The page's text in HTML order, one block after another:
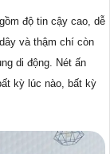
độ tin cậy cao, dễ
và thậm chí còn
di động. Nét ấn
kỳ lúc nào, bất kỳ